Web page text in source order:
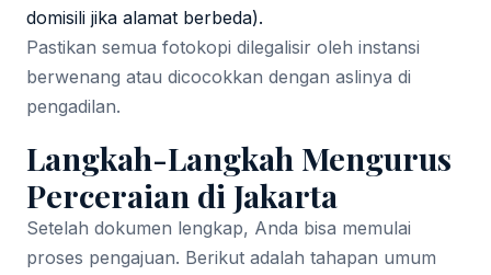
domisili jika alamat berbeda).
Pastikan semua fotokopi dilegalisir oleh instansi
berwenang atau dicocokkan dengan aslinya di
pengadilan.
Langkah-Langkah Mengurus
Perceraian di Jakarta
Setelah dokumen lengkap, Anda bisa memulai
proses pengajuan. Berikut adalah tahapan umum